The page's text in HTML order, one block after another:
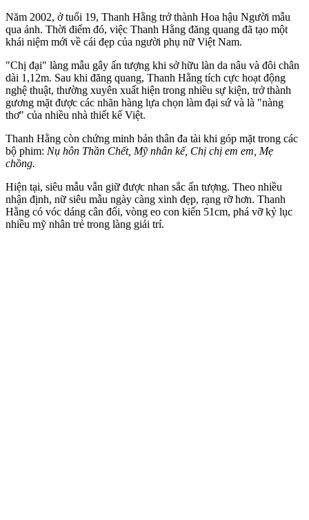
Năm 2002, ở tuổi 19, Thanh Hằng trở thành Hoa hậu Người mẫu
qua ảnh. Thời điểm đó, việc Thanh Hằng đăng quang đã tạo một
khái niệm mới về cái đẹp của người phụ nữ Việt Nam.
"Chị đại" làng mẫu gây ấn tượng khi sở hữu làn da nâu và đôi chân
dài 1,12m. Sau khi đăng quang, Thanh Hằng tích cực hoạt động
nghệ thuật, thường xuyên xuất hiện trong nhiều sự kiện, trở thành
gương mặt được các nhãn hàng lựa chọn làm đại sứ và là "nàng
thơ" của nhiều nhà thiết kế Việt.
Thanh Hằng còn chứng minh bản thân đa tài khi góp mặt trong các
bộ phim: Nụ hôn Thần Chết, Mỹ nhân kế, Chị chị em em, Mẹ
chồng.
Hiện tại, siêu mẫu vẫn giữ được nhan sắc ấn tượng. Theo nhiều
nhận định, nữ siêu mẫu ngày càng xinh đẹp, rạng rỡ hơn. Thanh
Hằng có vóc dáng cân đối, vòng eo con kiến 51cm, phá vỡ kỷ lục
nhiều mỹ nhân trẻ trong làng giải trí.